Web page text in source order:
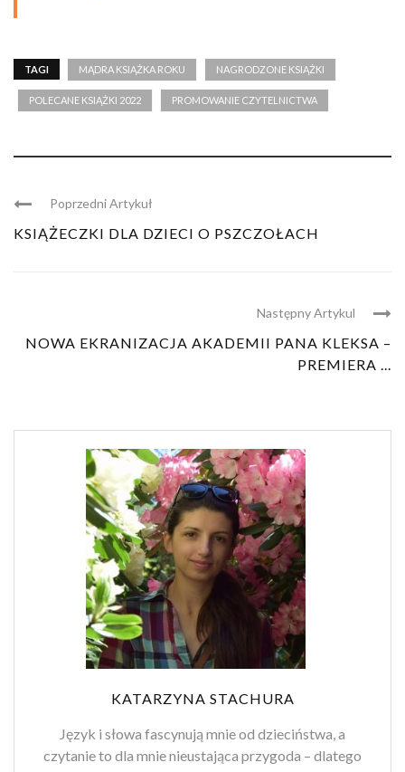
TAGI MĄDRA KSIĄŻKA ROKU NAGRODZONE KSIĄŻKI
POLECANE KSIĄŻKI 2022 PROMOWANIE CZYTELNICTWA
Poprzedni Artykuł
KSIĄŻECZKI DLA DZIECI O PSZCZOŁACH
Następny Artykul
NOWA EKRANIZACJA AKADEMII PANA KLEKSA –
PREMIERA ...
KATARZYNA STACHURA
Język i słowa fascynują mnie od dzieciństwa, a
czytanie to dla mnie nieustająca przygoda – dlatego